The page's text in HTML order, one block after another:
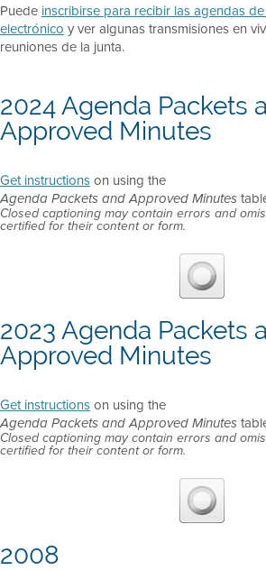
Puede inscribirse para recibir las agendas
electrónico y ver algunas transmisiones en
reuniones de la junta.
2024 Agenda Packets
Approved Minutes
Get instructionson using the
Agenda Packets and Approved Minutes
Closed captioning may contain errors and
certified for their content or form.
2023 Agenda Packets
Approved Minutes
Get instructionson using the
Agenda Packets and Approved Minutes
Closed captioning may contain errors and
certified for their content or form.
2008